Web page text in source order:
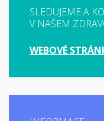
SLEDUJEME A
V NAŠEM
WEBOVÉ